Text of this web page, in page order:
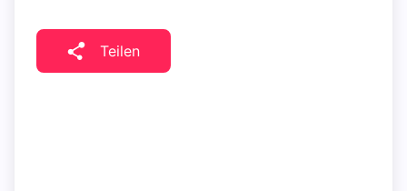
Teilen